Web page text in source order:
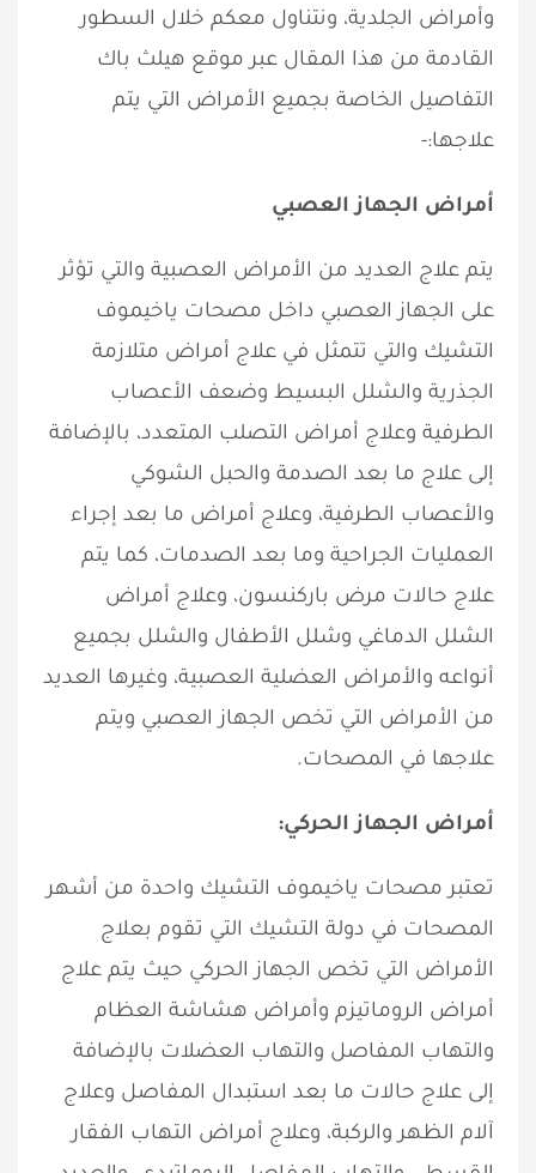
وأمراض الجلدية، ونتناول معكم خلال السطور
القادمة من هذا المقال عبر موقع هيلث باك
التفاصيل الخاصة بجميع الأمراض التي يتم
علاجها:-
أمراض الجهاز العصبي
يتم علاج العديد من الأمراض العصبية والتي تؤثر
على الجهاز العصبي داخل مصحات ياخيموف
التشيك والتي تتمثل في علاج أمراض متلازمة
الجذرية والشلل البسيط وضعف الأعصاب
الطرفية وعلاج أمراض التصلب المتعدد، بالإضافة
إلى علاج ما بعد الصدمة والحبل الشوكي
والأعصاب الطرفية، وعلاج أمراض ما بعد إجراء
العمليات الجراحية وما بعد الصدمات، كما يتم
علاج حالات مرض باركنسون، وعلاج أمراض
الشلل الدماغي وشلل الأطفال والشلل بجميع
أنواعه والأمراض العضلية العصبية، وغيرها العديد
من الأمراض التي تخص الجهاز العصبي ويتم
علاجها في المصحات.
أمراض الجهاز الحركي:
تعتبر مصحات ياخيموف التشيك واحدة من أشهر
المصحات في دولة التشيك التي تقوم بعلاج
الأمراض التي تخص الجهاز الحركي حيث يتم علاج
أمراض الروماتيزم وأمراض هشاشة العظام
والتهاب المفاصل والتهاب العضلات بالإضافة
إلى علاج حالات ما بعد استبدال المفاصل وعلاج
آلام الظهر والركبة، وعلاج أمراض التهاب الفقار